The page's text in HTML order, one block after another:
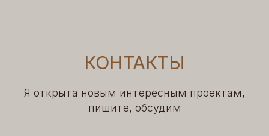
КОНТАКТЫ
Я открыта новым интересным проектам,
пишите, обсудим